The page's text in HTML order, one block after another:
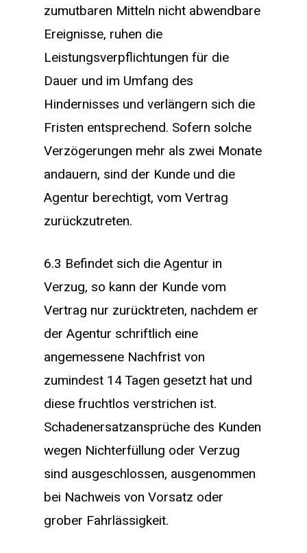
zumutbaren Mitteln nicht abwendbare
Ereignisse, ruhen die
Leistungsverpflichtungen für die
Dauer und im Umfang des
Hindernisses und verlängern sich die
Fristen entsprechend. Sofern solche
Verzögerungen mehr als zwei Monate
andauern, sind der Kunde und die
Agentur berechtigt, vom Vertrag
zurückzutreten.
6.3 Befindet sich die Agentur in
Verzug, so kann der Kunde vom
Vertrag nur zurücktreten, nachdem er
der Agentur schriftlich eine
angemessene Nachfrist von
zumindest 14 Tagen gesetzt hat und
diese fruchtlos verstrichen ist.
Schadenersatzansprüche des Kunden
wegen Nichterfüllung oder Verzug
sind ausgeschlossen, ausgenommen
bei Nachweis von Vorsatz oder
grober Fahrlässigkeit.